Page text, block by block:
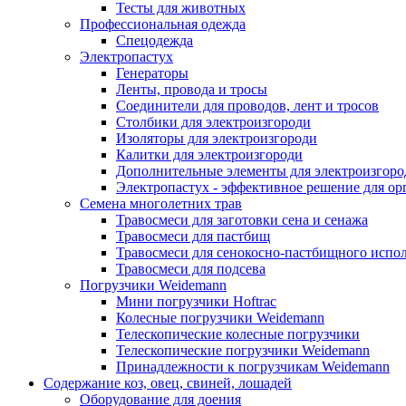
Тесты для животных
Профессиональная одежда
Cпецодежда
Электропастух
Генераторы
Ленты, провода и тросы
Соединители для проводов, лент и тросов
Столбики для электроизгороди
Изоляторы для электроизгороди
Калитки для электроизгороди
Дополнительные элементы для
Электропастух - эффективное решение для
Семена многолетних трав
Травосмеси для заготовки сена и сенажа
Травосмеси для пастбищ
Травосмеси для сенокосно-пастбищного
Травосмеси для подсева
Погрузчики Weidemann
Мини погрузчики Hoftraс
Колесные погрузчики Weidemann
Телескопические колесные погрузчики
Телескопические погрузчики Weidemann
Принадлежности к погрузчикам Weidemann
Содержание коз, овец, свиней, лошадей
Оборудование для доения